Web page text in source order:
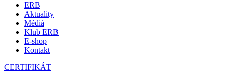
ERB
Aktuality
Médiá
Klub ERB
E-shop
Kontakt
CERTIFIKÁT